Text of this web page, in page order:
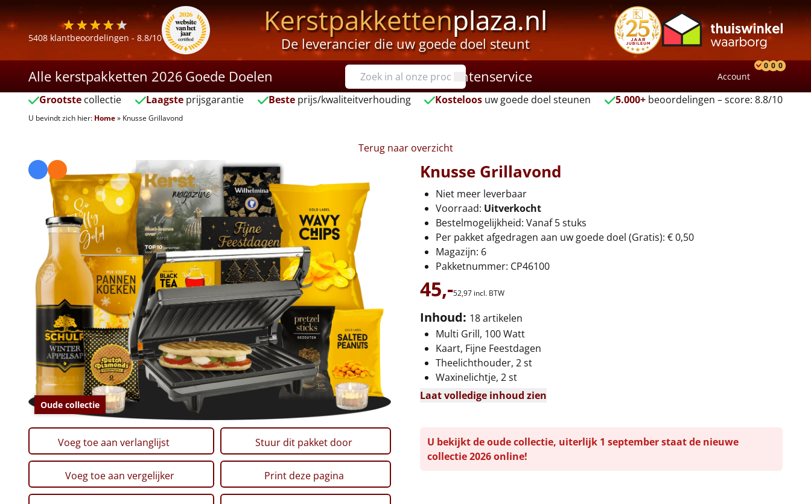
5408 klantbeoordelingen - 8.8/10 Kerstpakkettenplaza.nl
De leverancier die uw goede doel steunt
Alle kerstpakketten 2026 Goede Doelen Klantenservice Account
0 0 0
Grootste collectie Laagsteprijsgarantie Besteprijs/kwaliteitverhouding Kosteloos uw goede doel steunen 5.000+ beoordelingen – score: 8.8/10
U bevindt zich hier: Home» Knusse Grillavond
Terug naar overzicht
Oude collectie
Knusse Grillavond
Niet meer leverbaar
Voorraad: Uitverkocht
Bestelmogelijkheid: Vanaf 5 stuks
Per pakket afgedragen aan uw goede doel (Gratis): € 0,50
Magazijn: 6
Pakketnummer: CP46100
45,-52,97 incl. BTW
Inhoud: 18 artikelen
Multi Grill, 100 Watt
Kaart, Fijne Feestdagen
Theelichthouder, 2 st
Waxinelichtje, 2 st
Laat volledige inhoud zien
Voeg toe aan verlanglijst Stuur dit pakket door
Voeg toe aan vergelijker Print deze pagina
U bekijkt de oude collectie, uiterlijk 1 september staat de nieuwe
collectie 2026 online!